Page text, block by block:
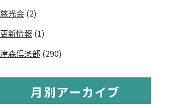
慈光会 (2)
更新情報 (1)
津森倶楽部 (290)
月別アーカイブ